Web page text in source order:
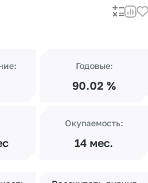
Годовые:
90.02 %
Окупаемость:
14 мес.